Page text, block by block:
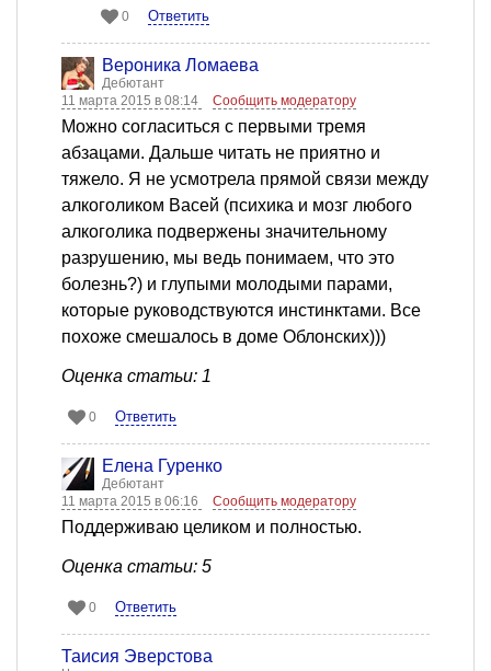
0 Ответить
Вероника Ломаева
Дебютант
11 марта 2015 в 08:14
Сообщить модератору
Можно согласиться с первыми тремя
абзацами. Дальше читать не приятно и
тяжело. Я не усмотрела прямой связи между
алкоголиком Васей (психика и мозг любого
алкоголика подвержены значительному
разрушению, мы ведь понимаем, что это
болезнь?) и глупыми молодыми парами,
которые руководствуются инстинктами. Все
похоже смешалось в доме Облонских)))
Оценка статьи: 1
0 Ответить
Елена Гуренко
Дебютант
11 марта 2015 в 06:16
Сообщить модератору
Поддерживаю целиком и полностью.
Оценка статьи: 5
0 Ответить
Таисия Эверстова